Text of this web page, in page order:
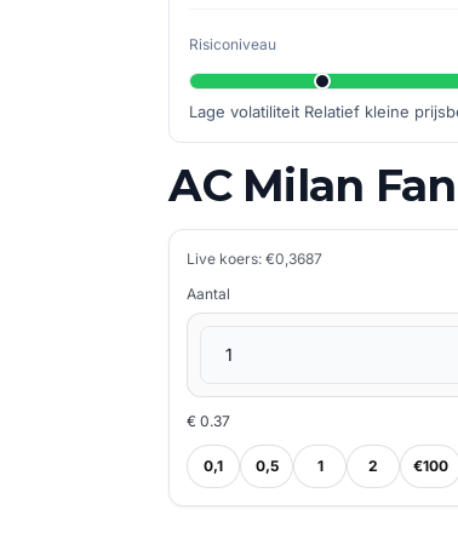
Risiconiveau
Lage volatiliteit Relatief kleine
AC Milan
Live koers: €0,3687
Aantal
€ 0.37
0,1 0,5 1 2 €100